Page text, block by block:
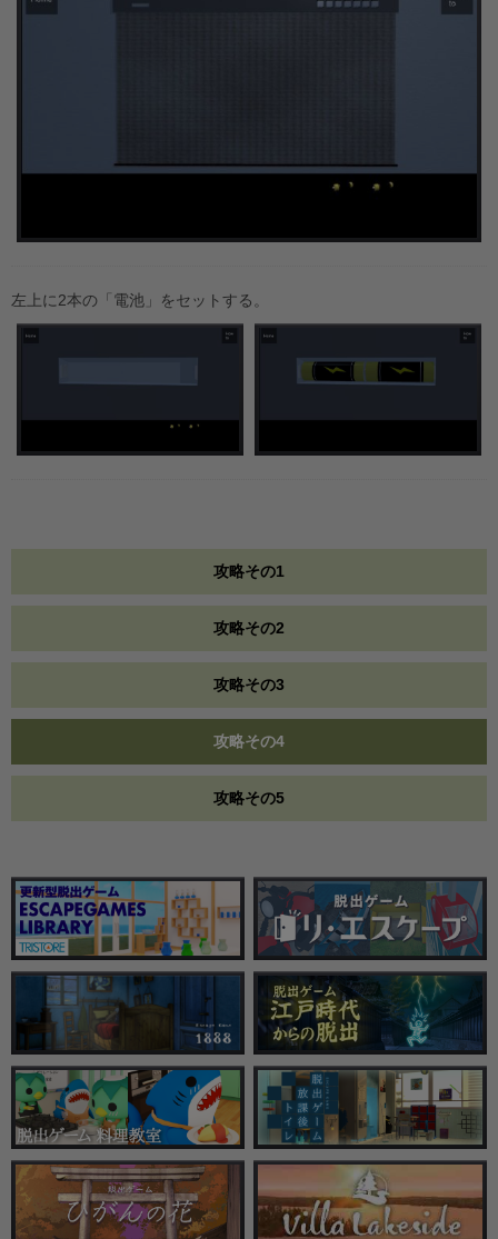
左上に2本の「電池」をセットする。
攻略その1
攻略その2
攻略その3
攻略その4
攻略その5